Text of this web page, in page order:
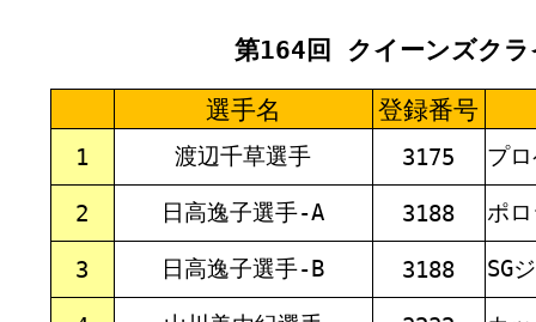
第164回 クイーンズク
選手名
登録番号
1 渡辺千草選手 3175 プ
2 日高逸子選手-A 3188 ポ
3 日高逸子選手-B 3188 SG